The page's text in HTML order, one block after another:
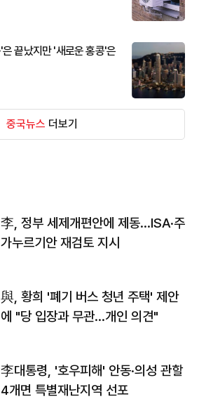
끝났지만 '새로운 홍콩'은
중국뉴스 더보기
李, 정부 세제개편안에 제동…ISA·주
가누르기안 재검토 지시
與, 황희 '폐기 버스 청년 주택' 제안
에 "당 입장과 무관…개인 의견"
李대통령, '호우피해' 안동·의성 관할
4개면 특별재난지역 선포